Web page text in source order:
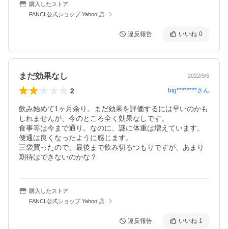
購入したストア
FANCL公式ショップ Yahoo!店
違反報告 いいね 0
まだ効果なし 2022/9/5
2 big********さん
飲み始めて1ヶ月余り。まだ効果を評価するには早いのかも
しれませんが、今のところ全く効果なしです。
食事等は今まで通り。なのに、謎に体重は増えています。
便通は良くなったように感じます。
三袋買ったので、最後まで飲み切るつもりですが、あまり
期待はできないのかな？
購入したストア
FANCL公式ショップ Yahoo!店
違反報告 いいね 1